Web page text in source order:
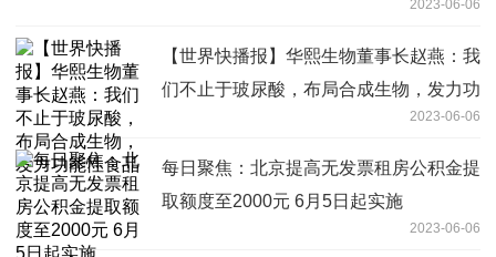
2023-06-06
【世界快播报】华熙生物董事长赵燕：我
们不止于玻尿酸，布局合成生物，发力功
2023-06-06
每日聚焦：北京提高无发票租房公积金提
取额度至2000元 6月5日起实施
2023-06-06